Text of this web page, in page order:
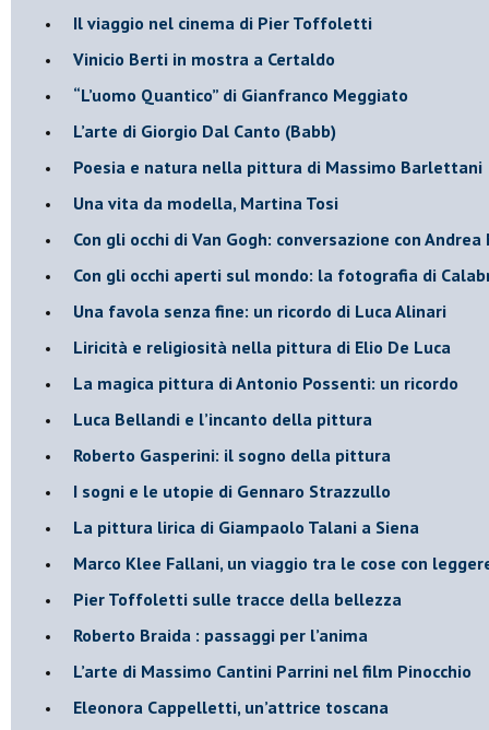
​Il viaggio nel cinema di Pier Toffoletti
Vinicio Berti in mostra a Certaldo
“L’uomo Quantico” di Gianfranco Meggiato
​L’arte di Giorgio Dal Canto (Babb)
Poesia e natura nella pittura di Massimo Barlettani
Una vita da modella, Martina Tosi
​Con gli occhi di Van Gogh: conversazione con
​Con gli occhi aperti sul mondo: la fotografia di
Una favola senza fine: un ricordo di Luca Alinari
Liricità e religiosità nella pittura di Elio De Luca
La magica pittura di Antonio Possenti: un ricordo
Luca Bellandi e l’incanto della pittura
​Roberto Gasperini: il sogno della pittura
I sogni e le utopie di Gennaro Strazzullo
La pittura lirica di Giampaolo Talani a Siena
​Marco Klee Fallani, un viaggio tra le cose con
​Pier Toffoletti sulle tracce della bellezza
​Roberto Braida : passaggi per l’anima
​L’arte di Massimo Cantini Parrini nel film Pinocchio
Eleonora Cappelletti, un’attrice toscana